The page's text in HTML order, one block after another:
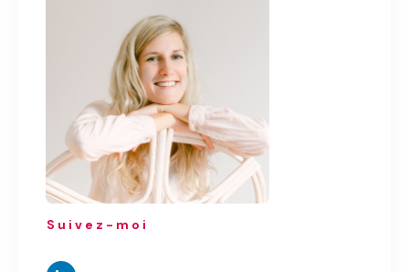
Suivez-moi